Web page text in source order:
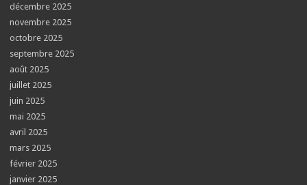
décembre 2025
novembre 2025
octobre 2025
septembre 2025
août 2025
juillet 2025
juin 2025
mai 2025
avril 2025
mars 2025
février 2025
janvier 2025